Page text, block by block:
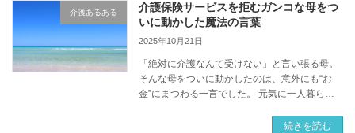
介護あるある
介護保険サービスを拒むガンコな母をつ
いに動かした魔法の言葉
2025年10月21日
「絶対に介護なんて受けない」と言い張る母。
そんな母をついに動かしたのは、意外にも“お
金”にまつわる一言でした。 元気に一人暮らし
けはならない」と介護保険サービス利用を拒み
続きを読む